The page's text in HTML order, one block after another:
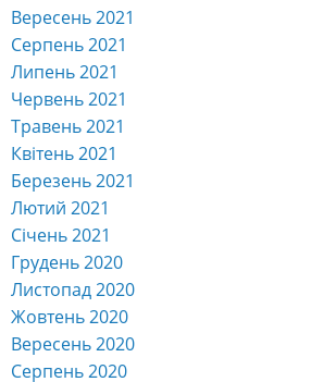
Грудень 2018
Листопад 2018
Жовтень 2018
Вересень 2018
Серпень 2018
Липень 2018
Червень 2018
Травень 2018
Квітень 2018
Березень 2018
Лютий 2018
Січень 2018
Грудень 2017
Social Icons